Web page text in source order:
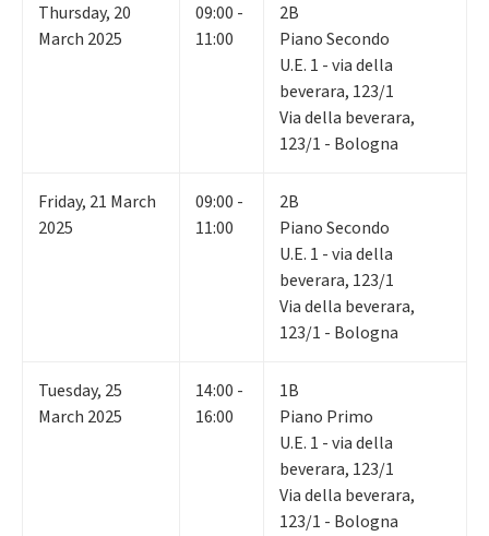
Thursday, 20
March 2025
09:00 -
11:00
2B
Piano Secondo
U.E. 1 - via della
beverara, 123/1
Via della beverara,
123/1 - Bologna
Friday, 21 March
2025
09:00 -
11:00
2B
Piano Secondo
U.E. 1 - via della
beverara, 123/1
Via della beverara,
123/1 - Bologna
Tuesday, 25
March 2025
14:00 -
16:00
1B
Piano Primo
U.E. 1 - via della
beverara, 123/1
Via della beverara,
123/1 - Bologna